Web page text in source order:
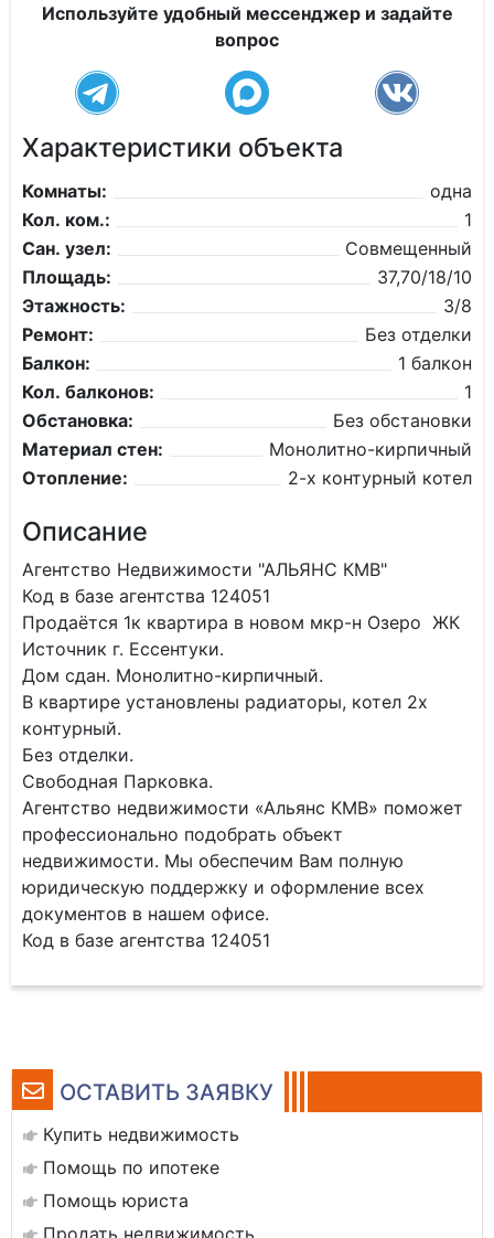
ОСТАВИТЬ ЗАЯВКУ
Купить недвижимость
Помощь по ипотеке
Помощь юриста
Продать недвижимость
Используйте удобный мессенджер и задайте
вопрос
Характеристики объекта
Комнаты:
одна
Кол. ком.:
1
Сан. узел:
Совмещенный
Площадь:
37,70/18/10
Этажность:
3/8
Ремонт:
Без отделки
Балкон:
1 балкон
Кол. балконов:
1
Обстановка:
Без обстановки
Материал стен:
Монолитно-кирпичный
Отопление:
2-х контурный котел
Описание
Агентство Недвижимости "АЛЬЯНС КМВ"
Код в базе агентства 124051
Продаётся 1к квартира в новом мкр-н Озеро ЖК
Источник г. Ессентуки.
Дом сдан. Монолитно-кирпичный.
В квартире установлены радиаторы, котел 2х
контурный.
Без отделки.
Свободная Парковка.
Агентство недвижимости «Альянс КМВ» поможет
профессионально подобрать объект
недвижимости. Мы обеспечим Вам полную
юридическую поддержку и оформление всех
документов в нашем офисе.
Код в базе агентства 124051